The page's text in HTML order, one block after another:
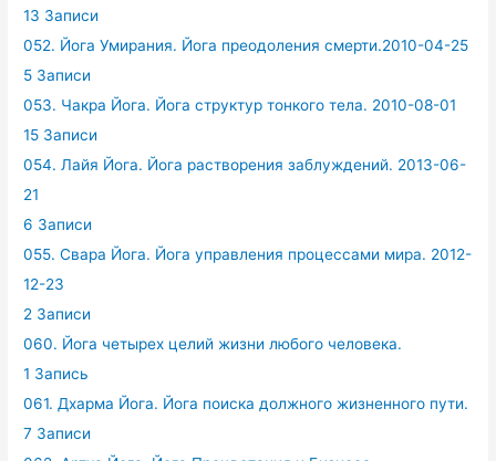
13 Записи
052. Йога Умирания. Йога преодоления смерти.2010-04-25
5 Записи
053. Чакра Йога. Йога структур тонкого тела. 2010-08-01
15 Записи
054. Лайя Йога. Йога растворения заблуждений. 2013-06-
21
6 Записи
055. Свара Йога. Йога управления процессами мира. 2012-
12-23
2 Записи
060. Йога четырех целий жизни любого человека.
1 Запись
061. Дхарма Йога. Йога поиска должного жизненного пути.
7 Записи